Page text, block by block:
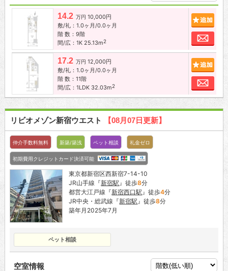
14.2 万円 10,000円
敷/礼：1.0ヶ月/0.0ヶ月
階 数：9階
間/広：1K 25.13m2
お
17.2 万円 12,000円
敷/礼：1.0ヶ月/0.0ヶ月
階 数：11階
間/広：1LDK 32.03m2
お
リビオメゾン新宿ウエスト 【08月07日更新】
仲介手数料無料 新築/築浅 ペット相談 礼金ゼロ
初期費用クレジットカード決済可能
東京都新宿区西新宿7-14-10
JR山手線『新宿駅』徒歩8分
都営大江戸線『新宿西口駅』徒歩4分
JR中央・総武線『新宿駅』徒歩8分
築年月2025年7月
ペット相談
空室情報